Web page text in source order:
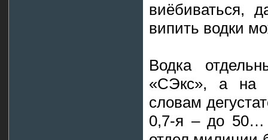
виёбиваться,
випить водки
Водка
«СЭкс», а на
словам
0,7-я – до 50…